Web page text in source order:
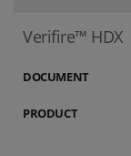
Verifire™ HDX
DOCUMENT
PRODUCT